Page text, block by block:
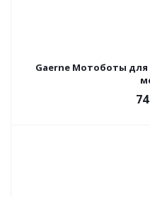
Gaerne Мотоботы для